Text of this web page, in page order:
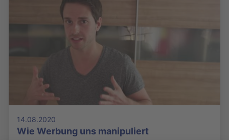
14.08.2020
Wie Werbung uns manipuliert